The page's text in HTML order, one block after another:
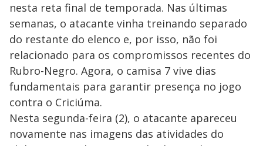
nesta reta final de temporada. Nas últimas
semanas, o atacante vinha treinando separado
do restante do elenco e, por isso, não foi
relacionado para os compromissos recentes do
Rubro-Negro. Agora, o camisa 7 vive dias
fundamentais para garantir presença no jogo
contra o Criciúma.
Nesta segunda-feira (2), o atacante apareceu
novamente nas imagens das atividades do